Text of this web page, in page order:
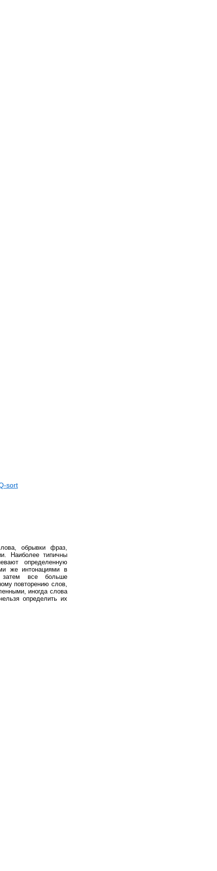
sort
обрывки фраз,
Наиболее типичны
определенную
же интонациями в
затем все больше
повторению слов,
иногда слова
определить их